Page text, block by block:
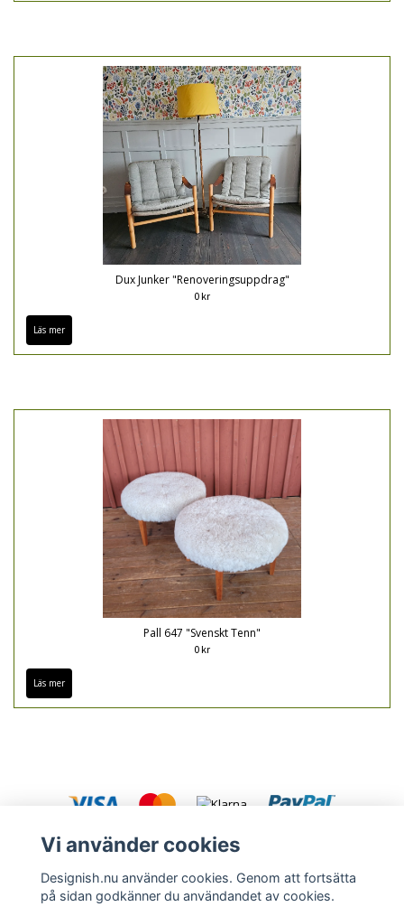
Dux Junker "Renoveringsuppdrag"
0 kr
Läs mer
Pall 647 "Svenskt Tenn"
0 kr
Läs mer
Vi använder cookies
Designish.nu använder cookies. Genom att fortsätta
på sidan godkänner du användandet av cookies.